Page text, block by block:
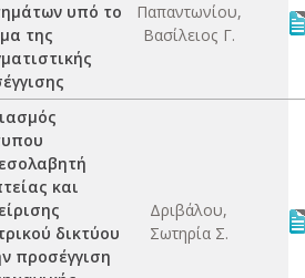
υπό το
της
Παπαντωνίου,
Βασίλειος Γ.
και
δικτύου
προσέγγιση
Δριβάλου,
Σωτηρία Σ.